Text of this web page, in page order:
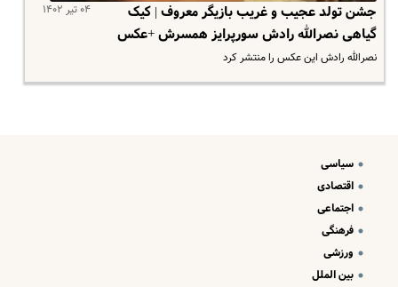
۰۴ تیر ۱۴۰۲
جشن تولد عجیب و غریب بازیگر معروف | کیک
گیاهی نصرالله رادش سورپرایز همسرش +عکس
نصرالله رادش این عکس را منتشر کرد
سیاسی
اقتصادی
اجتماعی
فرهنگی
ورزشی
بین الملل